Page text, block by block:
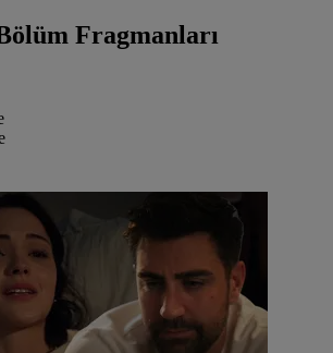
Fragmanları